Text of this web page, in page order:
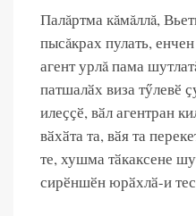
Палăртма кăмăллă,
пысăкрах пулать,
агент урлă пама
патшалӑх виза тӳлевӗ
илеҫҫӗ, вӑл агентран
вӑхӑта та, вӑя та
те, хушма тӑкаксене
сирӗншӗн юрӑхлӑ-и